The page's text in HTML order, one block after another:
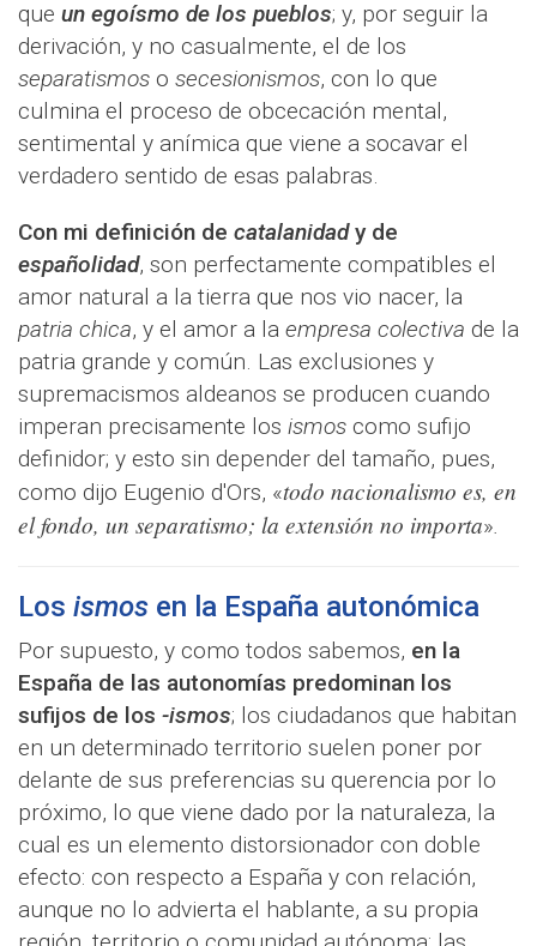
que un egoísmo de los pueblos; y, por seguir la
derivación, y no casualmente, el de los
separatismos o secesionismos, con lo que
culmina el proceso de obcecación mental,
sentimental y anímica que viene a socavar el
verdadero sentido de esas palabras.
Con mi definición de catalanidady de
españolidad, son perfectamente compatibles el
amor natural a la tierra que nos vio nacer, la
patria chica, y el amor a la empresa colectiva de la
patria grande y común. Las exclusiones y
supremacismos aldeanos se producen cuando
imperan precisamente los ismos como sufijo
definidor; y esto sin depender del tamaño, pues,
como dijo Eugenio d'Ors, «todo nacionalismo es, en
el fondo, un separatismo; la extensión no importa».
Los ismos en la España autonómica
Por supuesto, y como todos sabemos, en la
España de las autonomías predominan los
sufijos de los -ismos; los ciudadanos que habitan
en un determinado territorio suelen poner por
delante de sus preferencias su querencia por lo
próximo, lo que viene dado por la naturaleza, la
cual es un elemento distorsionador con doble
efecto: con respecto a España y con relación,
aunque no lo advierta el hablante, a su propia